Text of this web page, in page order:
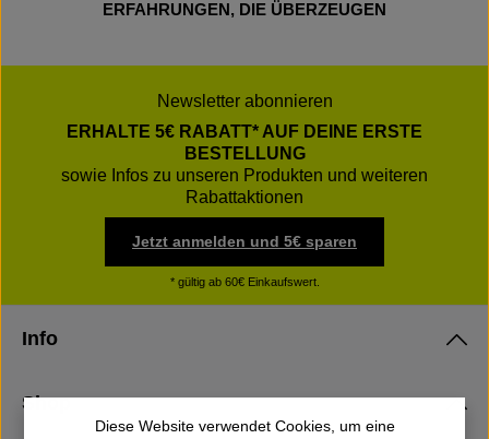
ERFAHRUNGEN, DIE ÜBERZEUGEN
Newsletter abonnieren
ERHALTE 5€ RABATT* AUF DEINE ERSTE
BESTELLUNG
sowie Infos zu unseren Produkten und weiteren
Rabattaktionen
Jetzt anmelden und 5€ sparen
* gültig ab 60€ Einkaufswert.
Info
Shop
Diese Website verwendet Cookies, um eine